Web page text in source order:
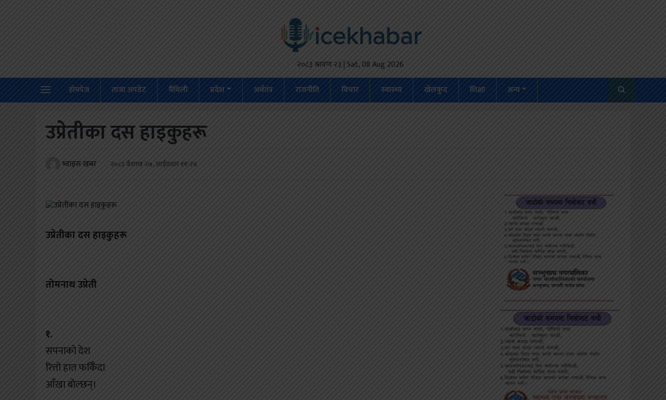
२०८३ श्रावण २३ | Sat, 08 Aug 2026
होमपेज
ताजा अपडेट मैथिली प्रदेश अर्थतंत्र राजनीति विचार स्वास्थ्य खेलकुद शिक्षा अन्य
उप्रेतीका दस हाइकुहरू
भ्वाइस खबर २०८३ बैशाख २७, आईतवार ११:२४
उप्रेतीका दस हाइकुहरू
तोमनाथ उप्रेती
१.
सपनाको देश
रित्तो हात फर्किँदा
आँखा बोल्छन्।